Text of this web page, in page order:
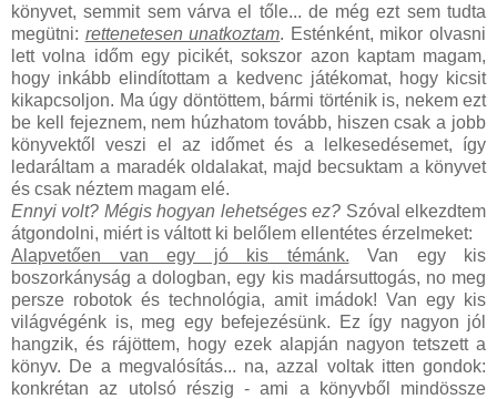
könyvet, semmit sem várva el tőle... de még ezt sem tudta
megütni: rettenetesen unatkoztam. Esténként, mikor olvasni
lett volna időm egy picikét, sokszor azon kaptam magam,
hogy inkább elindítottam a kedvenc játékomat, hogy kicsit
kikapcsoljon. Ma úgy döntöttem, bármi történik is, nekem ezt
be kell fejeznem, nem húzhatom tovább, hiszen csak a jobb
könyvektől veszi el az időmet és a lelkesedésemet, így
ledaráltam a maradék oldalakat, majd becsuktam a könyvet
és csak néztem magam elé.
Ennyi volt? Mégis hogyan lehetséges ez? Szóval elkezdtem
átgondolni, miért is váltott ki belőlem ellentétes érzelmeket:
Alapvetően van egy jó kis témánk. Van egy kis
boszorkányság a dologban, egy kis madársuttogás, no meg
persze robotok és technológia, amit imádok! Van egy kis
világvégénk is, meg egy befejezésünk. Ez így nagyon jól
hangzik, és rájöttem, hogy ezek alapján nagyon tetszett a
könyv. De a megvalósítás... na, azzal voltak itten gondok:
konkrétan az utolsó részig - ami a könyvből mindössze